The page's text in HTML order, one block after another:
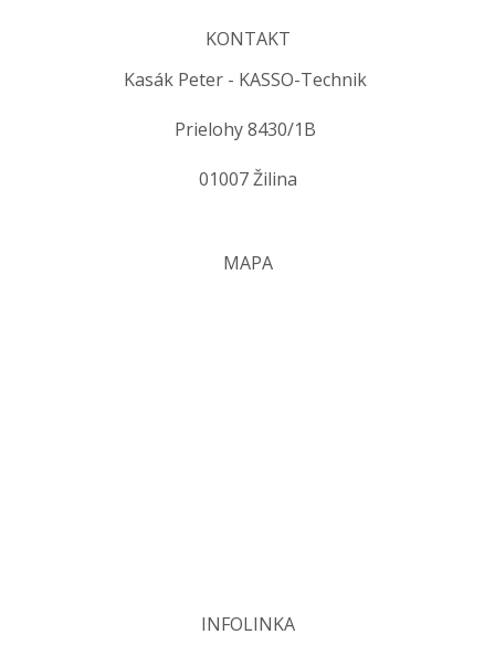
KONTAKT
Kasák Peter - KASSO-Technik
Prielohy 8430/1B
01007 Žilina
MAPA
INFOLINKA